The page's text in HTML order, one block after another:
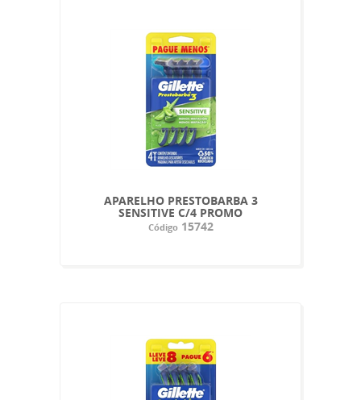
APARELHO PRESTOBARBA 3
SENSITIVE C/4 PROMO
Código15742